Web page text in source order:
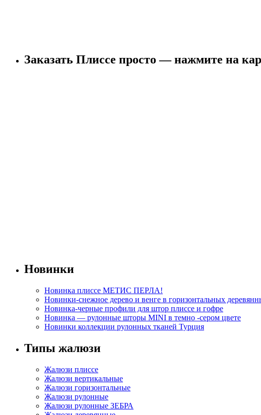
Заказать Плиссе просто — нажмите на
Новинки
Новинка плиссе МЕТИС ПЕРЛА!
Новинки-снежное дерево и венге в горизонтальных
Новинка-черные профили для штор плиссе и гофре
Новинка — рулонные шторы MINI в темно -сером цвете
Новинки коллекции рулонных тканей Турция
Типы жалюзи
Жалюзи плиссе
Жалюзи вертикальные
Жалюзи горизонтальные
Жалюзи рулонные
Жалюзи рулонные ЗЕБРА